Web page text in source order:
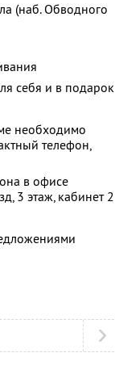
(наб. Обводного
себя и в подарок
необходимо
телефон,
в офисе
3 этаж, кабинет 2